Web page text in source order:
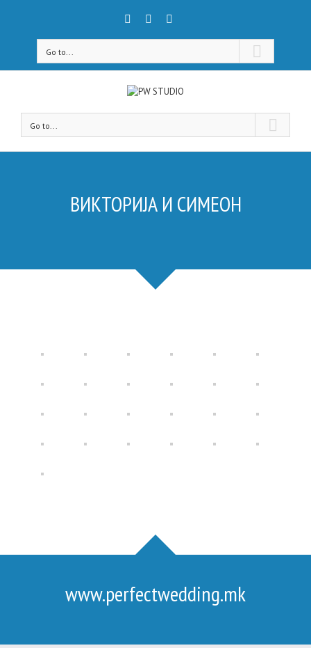
Go to...
Go to...
ВИКТОРИЈА И СИМЕОН
www.perfectwedding.mk